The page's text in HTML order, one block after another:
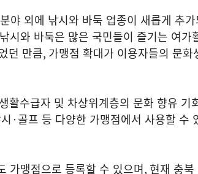
야 외에 낚시와 바둑 업종이 새롭게 추가
낚시와 바둑은 많은 국민들이 즐기는 여가
던 만큼, 가맹점 확대가 이용자들의 문화
활수급자 및 차상위계층의 문화 향유 기
·골프 등 다양한 가맹점에서 사용할 수
가맹점으로 등록할 수 있으며, 현재 충북